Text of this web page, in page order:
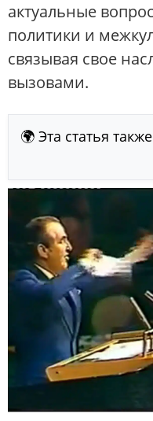
актуальные
политики и
связывая свое
вызовами.
🌍 Эта статья